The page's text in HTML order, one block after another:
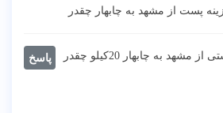
پست از مشهد به چابهار چقدر
پاسخ مشهد به چابهار 20کیلو چقدر